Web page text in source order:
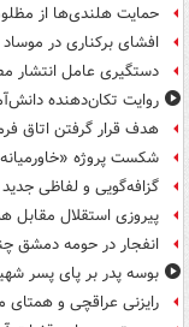
حمایت هلندی‌ها از
افشای برکناری در
دستگیری عامل انتشار
روایت تکان‌دهنده
هدف قرار گرفتن اتاق‌
شکست پروژه «خاورمیانه
گزافه‌گویی و لفاظی جدید
پیروزی استقلال مقابل
انفجار در حومه دمشق
بوسه‌ پدر بر پای پسر
رایزنی عراقچی و همتای